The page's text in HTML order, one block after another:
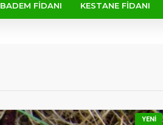
BADEM FIDANI KESTANE FIDANI
YENI